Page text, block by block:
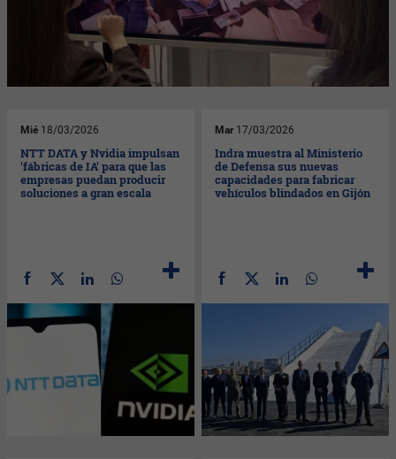
Mié 18/03/2026
NTT DATA y Nvidia impulsan
'fábricas de IA' para que las
empresas puedan producir
soluciones a gran escala
Mar 17/03/2026
Indra muestra al Ministerio
de Defensa sus nuevas
capacidades para fabricar
vehículos blindados en Gijón